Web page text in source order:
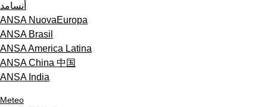
أنسامد
ANSA NuovaEuropa
ANSA Brasil
ANSA America Latina
ANSA China 中国
ANSA India
Meteo